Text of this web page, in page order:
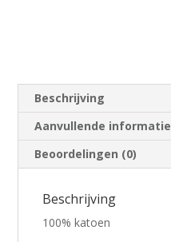
Beschrijving
Aanvullende informatie
Beoordelingen (0)
Beschrijving
100% katoen